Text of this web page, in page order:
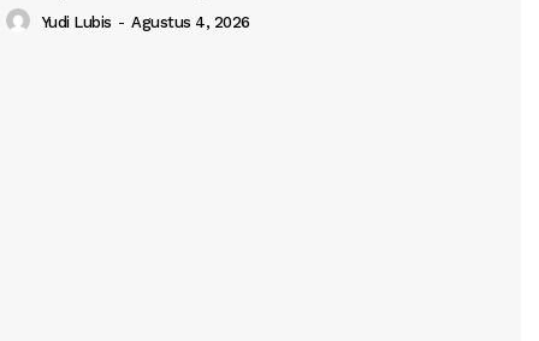
Yudi Lubis - Agustus 4, 2026